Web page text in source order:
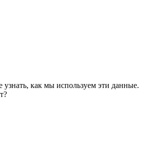
узнать, как мы используем эти данные.